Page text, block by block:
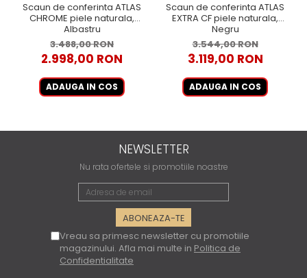
Scaun de conferinta ATLAS
CHROME piele naturala,
Albastru
3.488,00 RON
2.998,00 RON
ADAUGA IN COS
Scaun de conferinta ATLAS
EXTRA CF piele naturala,
Negru
3.544,00 RON
3.119,00 RON
ADAUGA IN COS
NEWSLETTER
Nu rata ofertele si promotiile noastre
Vreau sa primesc newsletter cu promotiile
magazinului. Afla mai multe in Politica de
Confidentialitate